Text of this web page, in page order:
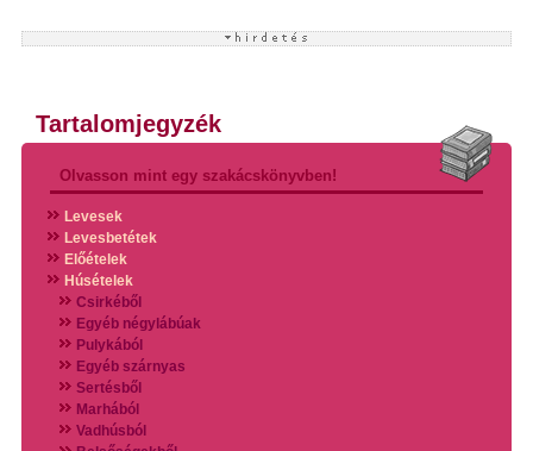
Tartalomjegyzék
Olvasson mint egy szakácskönyvben!
Levesek
Levesbetétek
Előételek
Húsételek
Csirkéből
Egyéb négylábúak
Pulykából
Egyéb szárnyas
Sertésből
Marhából
Vadhúsból